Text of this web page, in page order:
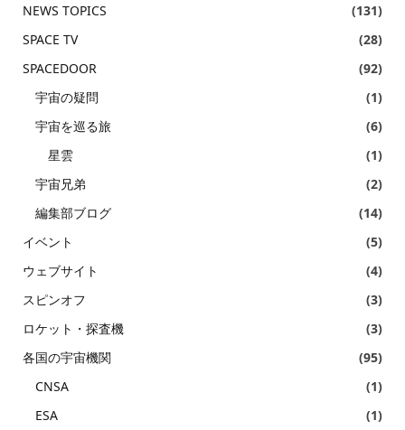
NEWS TOPICS
(131)
SPACE TV
(28)
SPACEDOOR
(92)
宇宙の疑問
(1)
宇宙を巡る旅
(6)
星雲
(1)
宇宙兄弟
(2)
編集部ブログ
(14)
イベント
(5)
ウェブサイト
(4)
スピンオフ
(3)
ロケット・探査機
(3)
各国の宇宙機関
(95)
CNSA
(1)
ESA
(1)